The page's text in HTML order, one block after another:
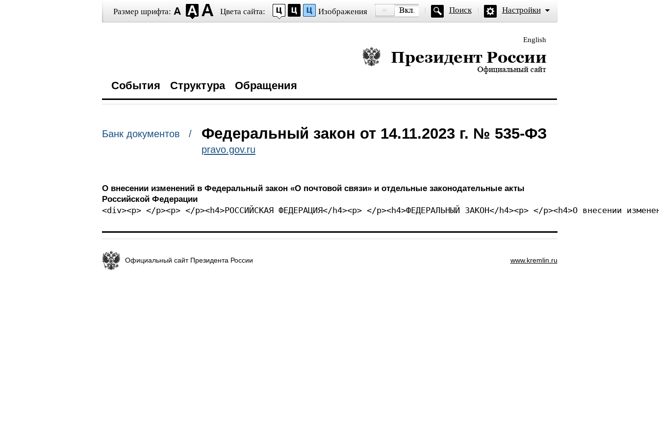
Размер шрифта: Цвета сайта: Изображения Поиск Настройки
English
Президент России — официальный сайт
События Структура Обращения
Банк документов / Федеральный закон от 14.11.2023 г. № 535-ФЗ
pravo.gov.ru
О внесении изменений в Федеральный закон «О почтовой связи» и отдельные законодательные акты
Российской Федерации
<div><p> </p><p> </p><h4>РОССИЙСКАЯ ФЕДЕРАЦИЯ</
Официальный сайт Президента России www.kremlin.ru